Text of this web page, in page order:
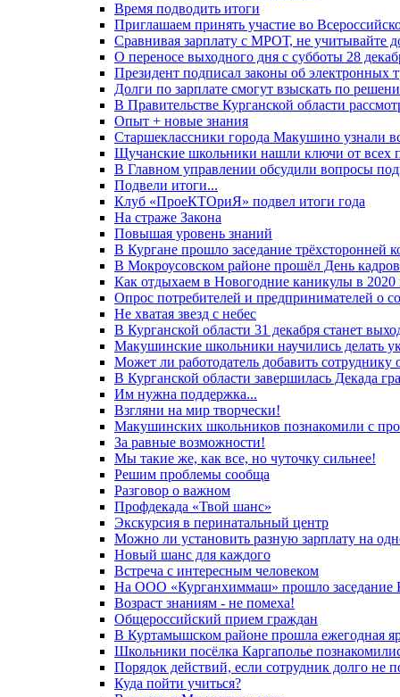
Время подводить итоги
Приглашаем принять участие во
Сравнивая зарплату с МРОТ, не учитывайте
О переносе выходного дня с субботы 28
Президент подписал законы об электронных
Долги по зарплате смогут взыскать по
В Правительстве Курганской области
Опыт + новые знания
Старшеклассники города Макушино узнали
Щучанские школьники нашли ключи от всех
В Главном управлении обсудили вопросы
Подвели итоги...
Клуб «ПроеКТОриЯ» подвел итоги года
На страже Закона
Повышая уровень знаний
В Кургане прошло заседание
В Мокроусовском районе прошёл День
Как отдыхаем в Новогодние каникулы в 2020
Опрос потребителей и предпринимателей о
Не хватая звезд с небес
В Курганской области 31 декабря станет
Макушинские школьники научились делать
Может ли работодатель добавить
В Курганской области завершилась Декада
Им нужна поддержка...
Взгляни на мир творчески!
Макушинских школьников познакомили с
За равные возможности!
Мы такие же, как все, но чуточку сильнее!
Решим проблемы сообща
Разговор о важном
Профдекада «Твой шанс»
Экскурсия в перинатальный центр
Можно ли установить разную зарплату на
Новый шанс для каждого
Встреча с интересным человеком
На ООО «Курганхиммаш» прошло заседание
Возраст знаниям - не помеха!
Общероссийский прием граждан
В Куртамышском районе прошла ежегодная
Школьники посёлка Каргаполье
Порядок действий, если сотрудник долго не
Куда пойти учиться?